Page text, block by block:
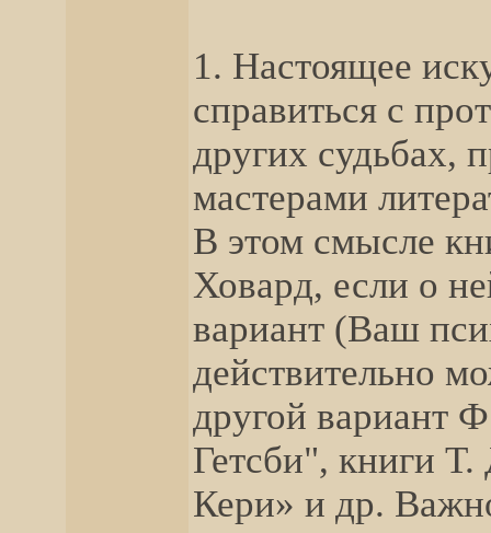
1. Настоящее
справиться с
других судьбах,
мастерами
В этом смысле
Ховард, если о
вариант (Ваш
действительно
другой вариант
Гетсби", книги
Кери» и др.